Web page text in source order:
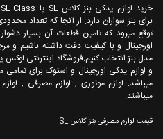
برای بنز سواران دارد. از آنجا که تعداد
توقع میرود که تامین قطعات آن بسیار
اورجینال و با کیفیت دقت داشته باشیم و
مدل بنز انتخاب کنیم.فروشگاه اینترنتی
میباشد. لوازم موتوری , لوازم مصرفی ,
میباشند.
قیمت لوازم مصرفی بنز کلاس SL